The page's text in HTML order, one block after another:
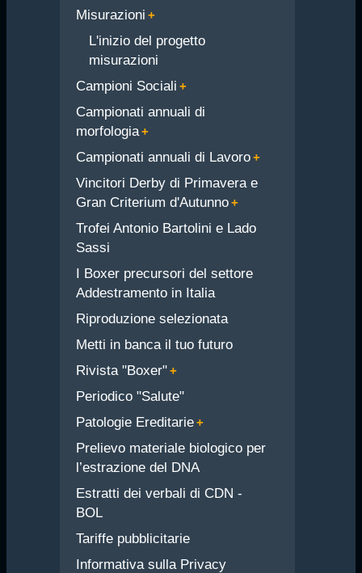
Misurazioni
L'inizio del progetto
misurazioni
Campioni Sociali
Campionati annuali di
morfologia
Campionati annuali di Lavoro
Vincitori Derby di Primavera e
Gran Criterium d'Autunno
Trofei Antonio Bartolini e Lado
Sassi
I Boxer precursori del settore
Addestramento in Italia
Riproduzione selezionata
Metti in banca il tuo futuro
Rivista "Boxer"
Periodico "Salute"
Patologie Ereditarie
Prelievo materiale biologico per
l’estrazione del DNA
Estratti dei verbali di CDN -
BOL
Tariffe pubblicitarie
Informativa sulla Privacy